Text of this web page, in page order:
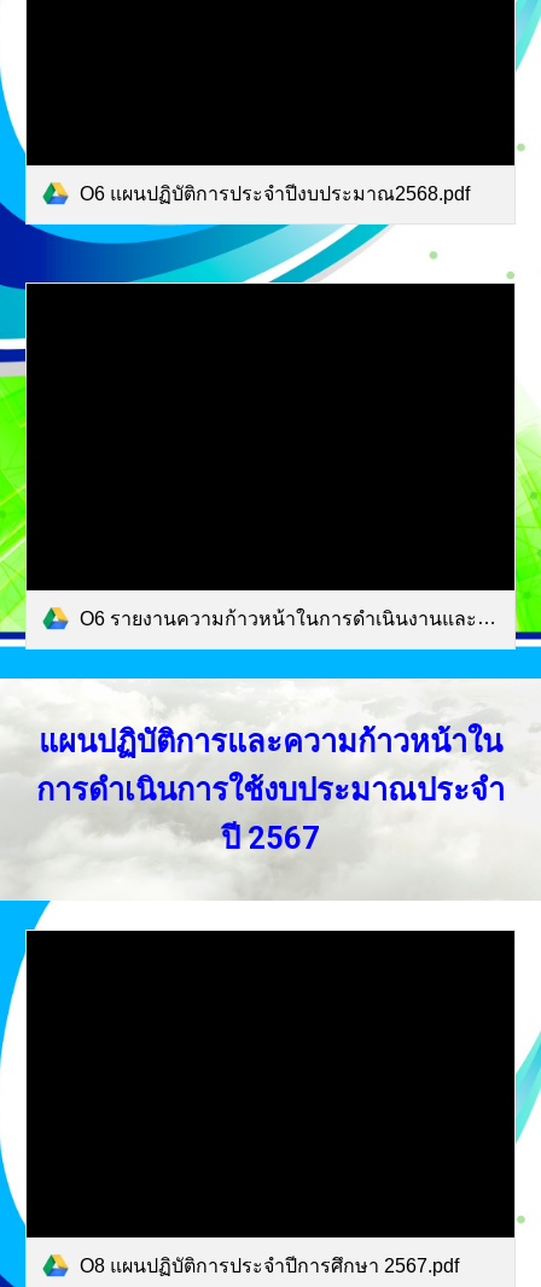
O6 แผนปฏิบัติการประจำปีงบประมาณ2568.pdf
O6 รายงานความก้าวหน้าในการดำเนินงานและการ.pdf
แผนปฏิบัติการและความก้าวหน้าใน
การดำเนินการใช้งบประมาณประจำ
ปี 2567
O8 แผนปฏิบัติการประจำปีการศึกษา 2567.pdf